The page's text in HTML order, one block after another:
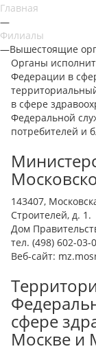
Главная
—
Филиалы
—Вышестоящие
Органы
Федерации в
в сфере
Федеральной
потребителей и
143407,
Строителей, д. 1.
Дом
тел. (498) 602-03-
Веб-сайт:
сфере
Москве и